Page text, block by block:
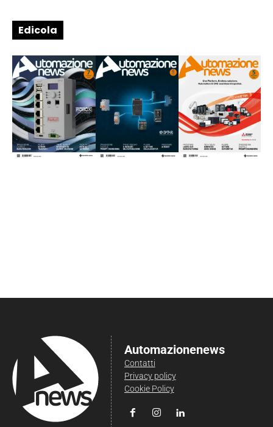
Edicola
Automazionenews
Contatti
Privacy policy
Cookie Policy